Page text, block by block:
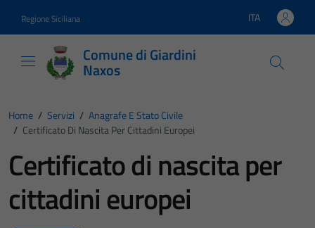
Regione Siciliana Lingua attiva:
ITA
Comune di Giardini
Naxos
Home / Servizi / Anagrafe E Stato Civile
/ Certificato Di Nascita Per Cittadini Europei
Certificato di nascita per
cittadini europei